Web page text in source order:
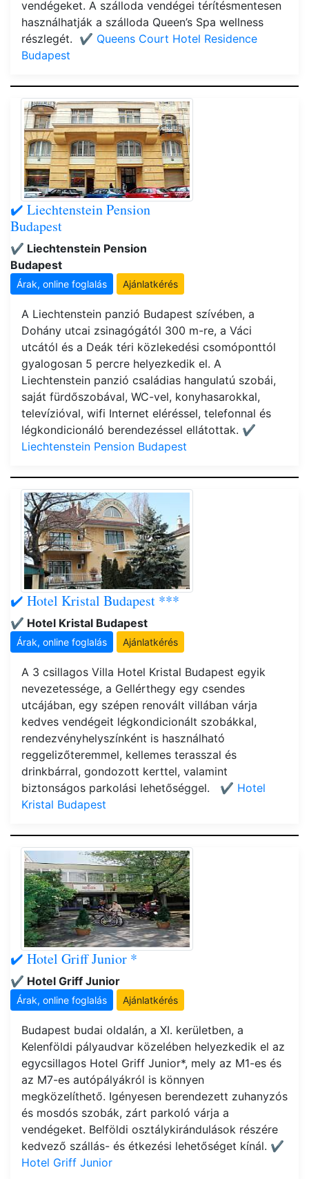
vendégeket. A szálloda vendégei térítésmentesen
használhatják a szálloda Queen’s Spa wellness
részlegét. ✔️ Queens Court Hotel Residence
Budapest
✔️ Liechtenstein Pension
Budapest
✔️ Liechtenstein Pension
Budapest
Árak, online foglalás Ajánlatkérés
A Liechtenstein panzió Budapest szívében, a
Dohány utcai zsinagógától 300 m-re, a Váci
utcától és a Deák téri közlekedési csomóponttól
gyalogosan 5 percre helyezkedik el. A
Liechtenstein panzió családias hangulatú szobái,
saját fürdőszobával, WC-vel, konyhasarokkal,
televízióval, wifi Internet eléréssel, telefonnal és
légkondicionáló berendezéssel ellátottak. ✔️
Liechtenstein Pension Budapest
✔️ Hotel Kristal Budapest ***
✔️ Hotel Kristal Budapest
Árak, online foglalás Ajánlatkérés
A 3 csillagos Villa Hotel Kristal Budapest egyik
nevezetessége, a Gellérthegy egy csendes
utcájában, egy szépen renovált villában várja
kedves vendégeit légkondicionált szobákkal,
rendezvényhelyszínként is használható
reggelizőteremmel, kellemes terasszal és
drinkbárral, gondozott kerttel, valamint
biztonságos parkolási lehetőséggel. ✔️ Hotel
Kristal Budapest
✔️ Hotel Griff Junior *
✔️ Hotel Griff Junior
Árak, online foglalás Ajánlatkérés
Budapest budai oldalán, a XI. kerületben, a
Kelenföldi pályaudvar közelében helyezkedik el az
egycsillagos Hotel Griff Junior*, mely az M1-es és
az M7-es autópályákról is könnyen
megközelíthető. Igényesen berendezett zuhanyzós
és mosdós szobák, zárt parkoló várja a
vendégeket. Belföldi osztálykirándulások részére
kedvező szállás- és étkezési lehetőséget kínál. ✔️
Hotel Griff Junior